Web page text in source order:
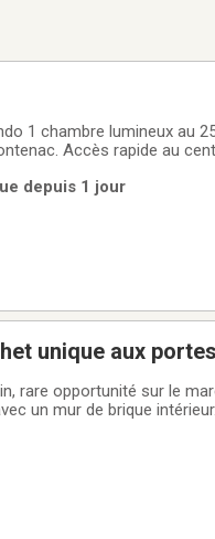
1 chambre lumineux au
Accès rapide au
depuis 1 jour
Condo urbain avec mur de